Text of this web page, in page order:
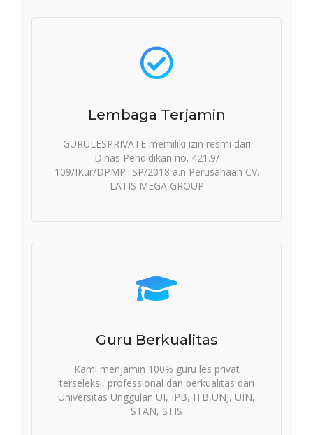
Lembaga Terjamin
GURULESPRIVATE memiliki izin resmi dari
Dinas Pendidikan no. 421.9/
109/IKur/DPMPTSP/2018 a.n Perusahaan CV.
LATIS MEGA GROUP
Guru Berkualitas
Kami menjamin 100% guru les privat
terseleksi, professional dan berkualitas dari
Universitas Unggulan UI, IPB, ITB,UNJ, UIN,
STAN, STIS